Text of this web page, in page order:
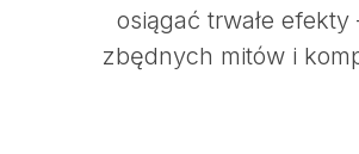
osiągać trwałe efekty
zbędnych mitów i